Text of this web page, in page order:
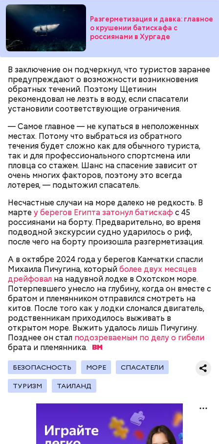
Разгерметизация и давка: главное
о крушении батискафа с
россиянами в Хургаде
В заключение он подчеркнул, что туристов заранее
предупреждают о возможности возникновения
обратных течений. Поэтому Щетинин
рекомендовал не лезть в воду, если спасатели
установили соответствующие ограничения.
— Самое главное — не купаться в неположенных
местах. Потому что выбраться из обратного
течения будет сложно как для обычного туриста,
так и для профессионального спортсмена или
пловца со стажем. Шанс на спасение зависит от
очень многих факторов, поэтому это всегда
лотерея, — подытожил спасатель.
Несчастные случаи на море далеко не редкость. В
марте у берегов Египта затонул батискаф с 45
россиянами на борту. Предварительно, во время
подводной экскурсии судно ударилось о риф,
после чего на борту произошла разгерметизация.
А в октябре 2024 года у берегов Камчатки спасли
Михаила Пичугина, которыйболее двух месяцев
дрейфовал на надувной лодке в Охотском море.
Потерпевшего унесло на глубину, когда он вместе с
братом и племянником отправился смотреть на
китов. После того как у лодки сломался двигатель,
родственникам приходилось выживать в
открытом море. Выжить удалось лишь Пичугину.
Позднее он стал подозреваемым по делу о гибели
брата и племянника.
БЕЗОПАСНОСТЬ МОРЕ СПАСАТЕЛИ
ТУРИЗМ ТАИЛАНД
— Гасанов, являясь индивидуальным
предпринимателем, осуществлял
предпринимательскую деятельность в области
продажи и размещения рекламы в социальных
сетях. С целью сокрытия своих доходов часть
покупателей различных мотивационных курсов и
прогнозов ставок на спорт Гасанов получал на
свои личные лицевые счета как физического лица, а
счета, — пояснили вмосковской прокуратуре
Родственники обналичивали деньги и возвращали
их Гасанову. А чтобы пользоваться деньгами и не
вызвать подозрений у налоговой, Гасанов либо
распределял их между еще несколькими счетами,
либопокупал на них квартиры.
Блогеру грозило до семи лет лишения свободы.
Первой жертвой Миссюры была его девушка.
Именно на ней молодой человек впервые испытал
химикаты, купленные в интернет-магазине. 13
Следующим подопытным стал друг детства
Миссюры Константин. 3 февраля того же года,
когда молодые люди ехали вместе в машине,
подозреваемый угостил приятеля морсом с
этиленгликолем. Через два дня Константин умер в
больнице.
— Мы съездили за витаминами, вернулись обратно,
поднялись домой. У него ухудшилось самочувствие
через сутки... Его увезли в больницу,
реанимировали, и там он скончался, — рассказывал
Миссюра на допросе.
Video
Видео: пресс-служба ГСУ СК по Московской области